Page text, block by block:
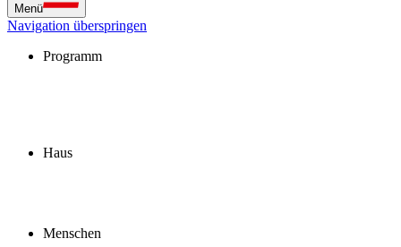
Menü
Navigation überspringen
Programm
Haus
Menschen